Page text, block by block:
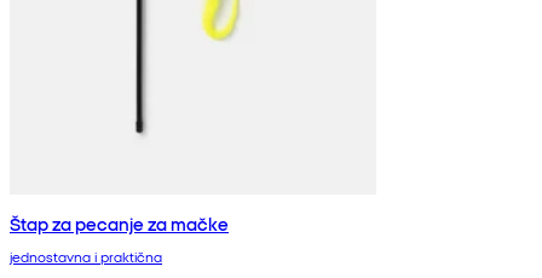
Štap za pecanje za mačke
jednostavna i praktična